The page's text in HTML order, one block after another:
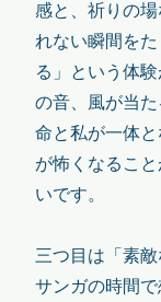
感と、祈りの
れない瞬間を
る」という体
の音、風が当
命と私が一体
が怖くなるこ
いです。
三つ目は「素
サンガの時間